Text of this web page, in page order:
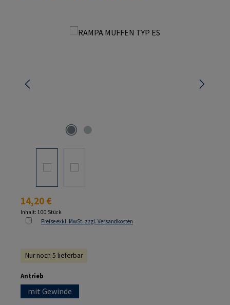
Bildergalerie überspringen
Regulärer Preis:
14,20 €
Inhalt: 100 Stück
Preise exkl. MwSt. zzgl. Versandkosten
Nur noch 5 lieferbar
Antrieb
mit Gewinde